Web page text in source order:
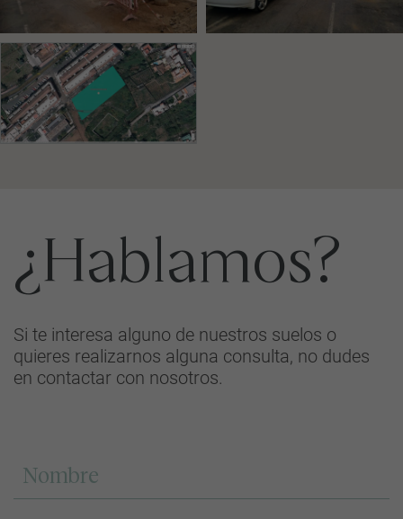
¿Hablamos?
Si te interesa alguno de nuestros suelos o
quieres realizarnos alguna consulta, no dudes
en contactar con nosotros.